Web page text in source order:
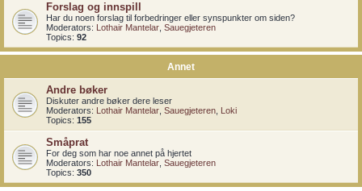
Forslag og innspill
Har du noen forslag til forbedringer eller synspunkter om siden?
Moderators: Lothair Mantelar Sauegjeteren
Topics: 92
Annet
Andre bøker
Diskuter andre bøker dere leser
Moderators: Lothair Mantelar Sauegjeteren Loki
Topics: 155
Småprat
For deg som har noe annet på hjertet
Moderators: Lothair Mantelar Sauegjeteren
Topics: 350